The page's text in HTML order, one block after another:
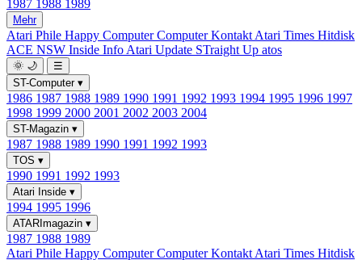
1987 1988 1989
Mehr
Atari Phile Happy ComputerComputer Kontakt Atari Times Hitdisk
ACE NSW Inside Info Atari Update STraight Up atos
🌞 🌙
☰
ST-Computer ▾
1986 1987 1988 1989 1990 1991 1992 1993 1994 1995 1996 1997
1998 1999 2000 2001 2002 2003 2004
ST-Magazin ▾
1987 1988 1989 1990 1991 1992 1993
TOS ▾
1990 1991 1992 1993
Atari Inside ▾
1994 1995 1996
ATARImagazin ▾
1987 1988 1989
Atari Phile Happy ComputerComputer Kontakt Atari Times Hitdisk